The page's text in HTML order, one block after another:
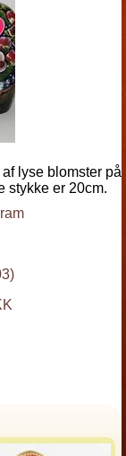
lyse blomster på
stykke er 20cm.